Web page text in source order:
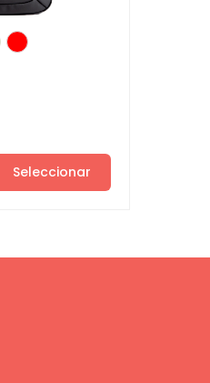
Seleccionar